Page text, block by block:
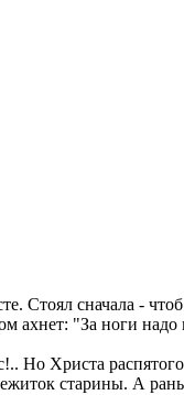
Стоял сначала -
ахнет: "За ноги
Но Христа
старины. А